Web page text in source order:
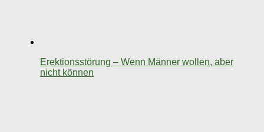
Erektionsstörung – Wenn Männer wollen, aber
nicht können